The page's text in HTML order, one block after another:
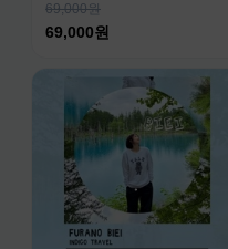
69,000원
69,000원